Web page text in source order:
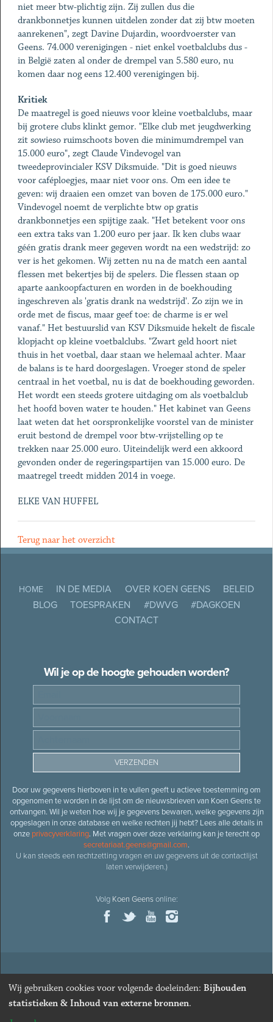
niet meer btw-plichtig zijn. Zij zullen dus die
drankbonnetjes kunnen uitdelen zonder dat zij btw moeten
aanrekenen", zegt Davine Dujardin, woordvoerster van
Geens. 74.000 verenigingen - niet enkel voetbalclubs dus -
in België zaten al onder de drempel van 5.580 euro, nu
komen daar nog eens 12.400 verenigingen bij.
Kritiek
De maatregel is goed nieuws voor kleine voetbalclubs, maar
bij grotere clubs klinkt gemor. "Elke club met jeugdwerking
zit sowieso ruimschoots boven die minimumdrempel van
15.000 euro", zegt Claude Vindevogel van
tweedeprovincialer KSV Diksmuide. "Dit is goed nieuws
voor caféploegjes, maar niet voor ons. Om een idee te
geven: wij draaien een omzet van boven de 175.000 euro."
Vindevogel noemt de verplichte btw op gratis
drankbonnetjes een spijtige zaak. "Het betekent voor ons
een extra taks van 1.200 euro per jaar. Ik ken clubs waar
géén gratis drank meer gegeven wordt na een wedstrijd: zo
ver is het gekomen. Wij zetten nu na de match een aantal
flessen met bekertjes bij de spelers. Die flessen staan op
aparte aankoopfacturen en worden in de boekhouding
ingeschreven als 'gratis drank na wedstrijd'. Zo zijn we in
orde met de fiscus, maar geef toe: de charme is er wel
vanaf." Het bestuurslid van KSV Diksmuide hekelt de fiscale
klopjacht op kleine voetbalclubs. "Zwart geld hoort niet
thuis in het voetbal, daar staan we helemaal achter. Maar
de balans is te hard doorgeslagen. Vroeger stond de speler
centraal in het voetbal, nu is dat de boekhouding geworden.
Het wordt een steeds grotere uitdaging om als voetbalclub
het hoofd boven water te houden." Het kabinet van Geens
laat weten dat het oorspronkelijke voorstel van de minister
eruit bestond de drempel voor btw-vrijstelling op te
trekken naar 25.000 euro. Uiteindelijk werd een akkoord
gevonden onder de regeringspartijen van 15.000 euro. De
maatregel treedt midden 2014 in voege.
ELKE VAN HUFFEL
Terug naar het overzicht
HOME IN DE MEDIA OVER KOEN GEENS
BELEID
BLOG
TOESPRAKEN #DWVG
#DAGKOEN
CONTACT
Wil je op de hoogte gehouden worden?
Door uw gegevens hierboven in te vullen geeft u actieve toestemming om
opgenomen te worden in de lijst om de nieuwsbrieven van Koen Geens te
ontvangen. Wil je weten hoe wij je gegevens bewaren, welke gegevens zijn
opgeslagen in onze database en welke rechten jij hebt? Lees alle details in
onze privacyverklaring. Met vragen over deze verklaring kan je terecht op
secretariaat.geens@gmail.com.
U kan steeds een rechtzetting vragen en uw gegevens uit de contactlijst
laten verwijderen.)
Volg Koen Geensonline:
© 2026Oud-minister en ere-volksvertegenwoordiger Koen
· Alle rechten voorbehouden · Cookies wijzigen
Webdesign&website ontwikkelingdoor Zenjoy in Leuven
Wij gebruiken cookies voor volgende doeleinden: Bijhouden
statistieken & Inhoud van externe bronnen.